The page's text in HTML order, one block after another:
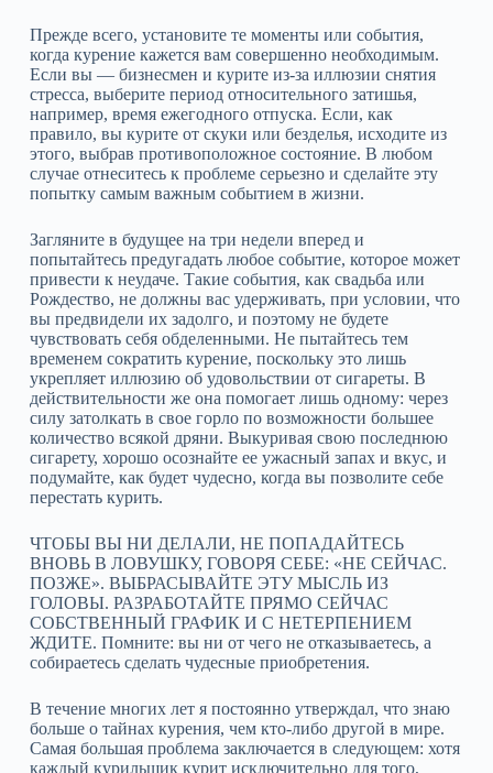
Прежде всего, установите те моменты или события,
когда курение кажется вам совершенно необходимым.
Если вы — бизнесмен и курите из‑за иллюзии снятия
стресса, выберите период относительного затишья,
например, время ежегодного отпуска. Если, как
правило, вы курите от скуки или безделья, исходите из
этого, выбрав противоположное состояние. В любом
случае отнеситесь к проблеме серьезно и сделайте эту
попытку самым важным событием в жизни.
Загляните в будущее на три недели вперед и
попытайтесь предугадать любое событие, которое может
привести к неудаче. Такие события, как свадьба или
Рождество, не должны вас удерживать, при условии, что
вы предвидели их задолго, и поэтому не будете
чувствовать себя обделенными. Не пытайтесь тем
временем сократить курение, поскольку это лишь
укрепляет иллюзию об удовольствии от сигареты. В
действительности же она помогает лишь одному: через
силу затолкать в свое горло по возможности большее
количество всякой дряни. Выкуривая свою последнюю
сигарету, хорошо осознайте ее ужасный запах и вкус, и
подумайте, как будет чудесно, когда вы позволите себе
перестать курить.
ЧТОБЫ ВЫ НИ ДЕЛАЛИ, НЕ ПОПАДАЙТЕСЬ
ВНОВЬ В ЛОВУШКУ, ГОВОРЯ СЕБЕ: «НЕ СЕЙЧАС.
ПОЗЖЕ». ВЫБРАСЫВАЙТЕ ЭТУ МЫСЛЬ ИЗ
ГОЛОВЫ. РАЗРАБОТАЙТЕ ПРЯМО СЕЙЧАС
СОБСТВЕННЫЙ ГРАФИК И С НЕТЕРПЕНИЕМ
ЖДИТЕ. Помните: вы ни от чего не отказываетесь, а
собираетесь сделать чудесные приобретения.
В течение многих лет я постоянно утверждал, что знаю
больше о тайнах курения, чем кто‑либо другой в мире.
Самая большая проблема заключается в следующем: хотя
каждый курильщик курит исключительно для того,